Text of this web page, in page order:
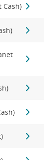
Cash)